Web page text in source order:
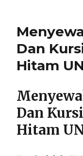
Dan
Hitam
Dan
Hitam